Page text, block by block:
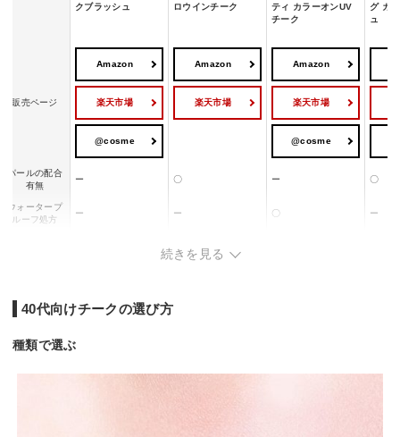
クブラッシュ
ロウインチーク
ティ カラーオンUV
チーク
グ カ
ュ
販売ページ
Amazon
楽天市場
@cosme
Amazon
楽天市場
Amazon
楽天市場
@cosme
パールの配合
有無
ー 〇 ー 〇
ウォータープ
ルーフ処方
ー ー 〇 ー
続きを見る
40代向けチークの選び方
種類で選ぶ